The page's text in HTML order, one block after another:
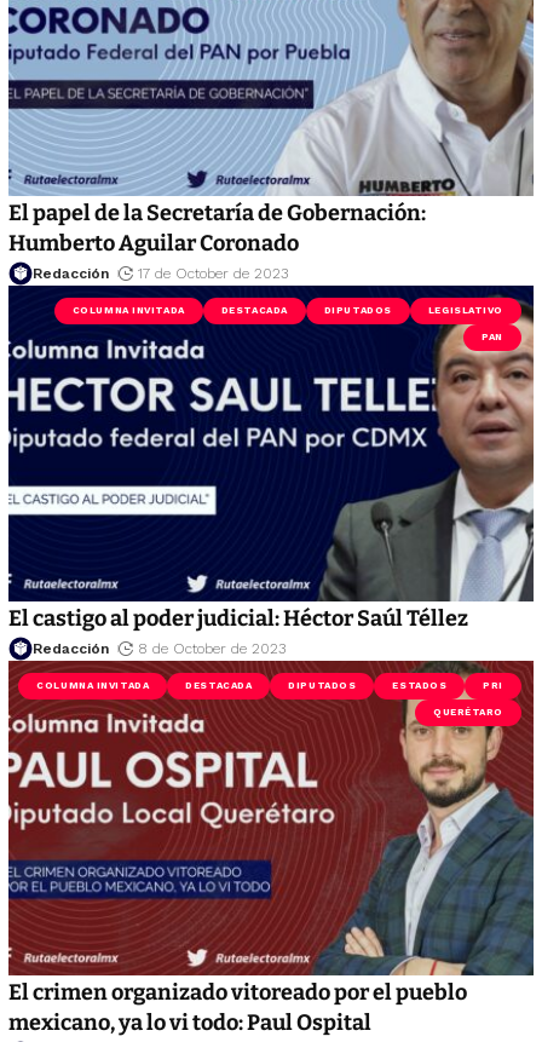
El papel de la Secretaría de Gobernación:
Humberto Aguilar Coronado
Redacción 17 de October de 2023
COLUMNA INVITADA DESTACADA DIPUTADOS LEGISLATIVO
PAN
El castigo al poder judicial: Héctor Saúl Téllez
Redacción 8 de October de 2023
COLUMNA INVITADA DESTACADA DIPUTADOS ESTADOS PRI
QUERÉTARO
El crimen organizado vitoreado por el pueblo
mexicano, ya lo vi todo: Paul Ospital